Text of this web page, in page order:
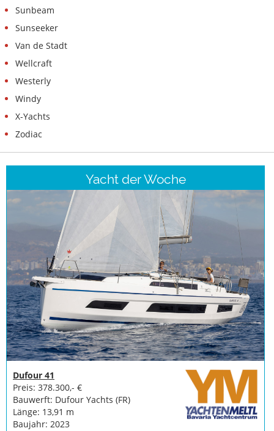
Sunbeam
Sunseeker
Van de Stadt
Wellcraft
Westerly
Windy
X-Yachts
Zodiac
Yacht der Woche
Dufour 41
Preis: 378.300,- €
Bauwerft: Dufour Yachts (FR)
Länge: 13,91 m
Baujahr: 2023